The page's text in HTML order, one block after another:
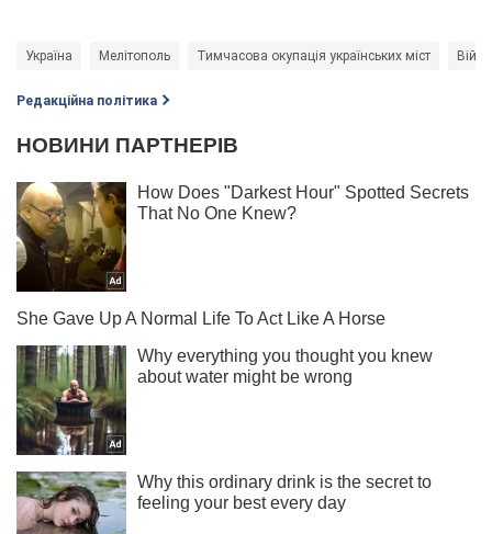
Україна Мелітополь Тимчасова окупація українських міст
Редакційна політика